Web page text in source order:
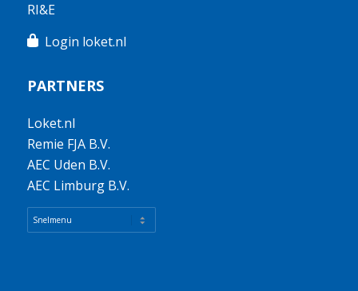
RI&E
Login loket.nl
PARTNERS
Loket.nl
Remie FJA B.V.
AEC Uden B.V.
AEC Limburg B.V.